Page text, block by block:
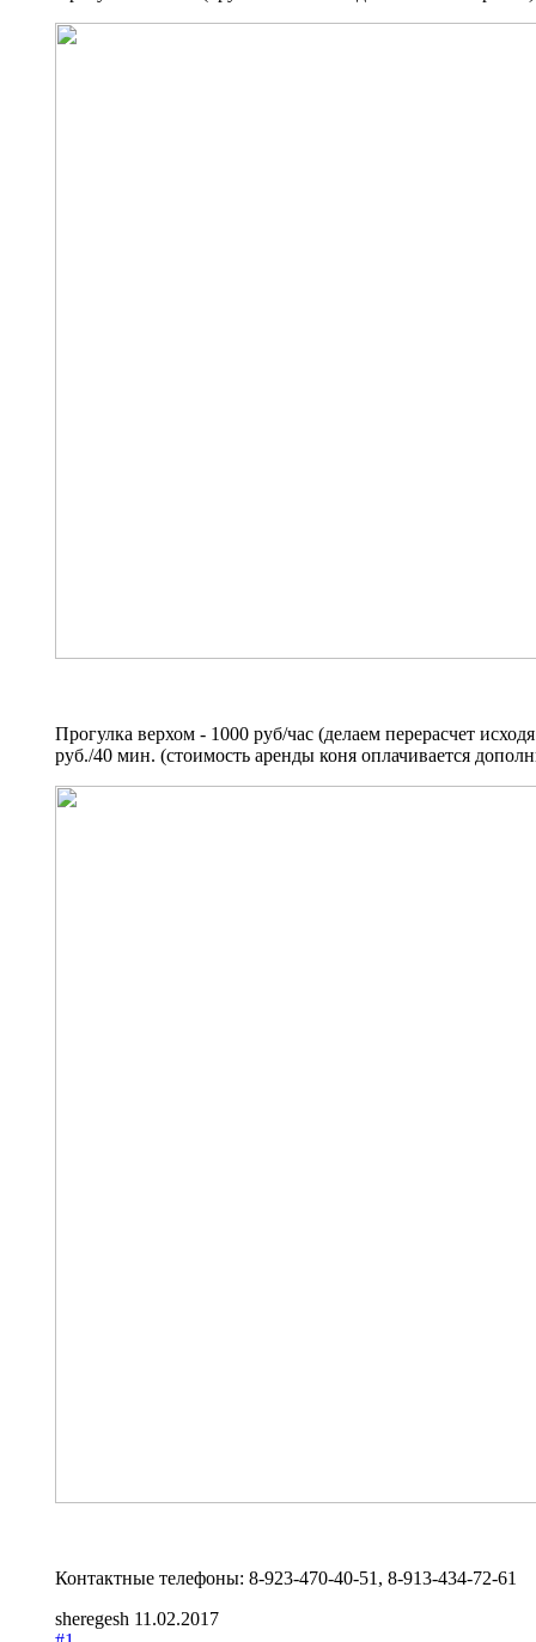
Прогулка верхом - 1000 руб/час (делаем перерасчет
руб./40 мин. (стоимость аренды коня оплачивается
Контактные телефоны: 8-923-470-40-51, 8-913-434-72-61
sheregesh 11.02.2017